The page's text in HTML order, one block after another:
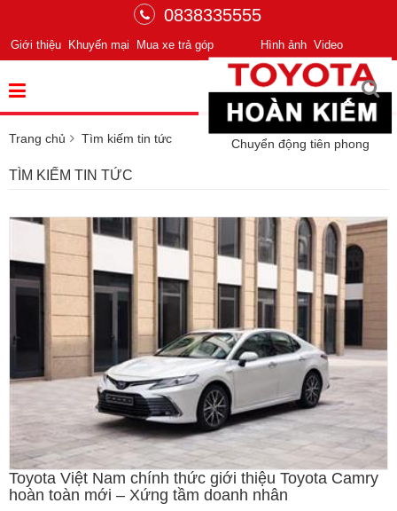
0838335555
Hình ảnh Video
Giới thiệu Khuyến mại Mua xe trả góp
Chuyển động tiên phong
Trang chủ Tìm kiếm tin tức
TÌM KIẾM TIN TỨC
Toyota Việt Nam chính thức giới thiệu Toyota Camry
hoàn toàn mới – Xứng tầm doanh nhân